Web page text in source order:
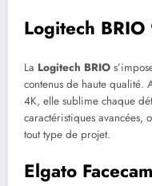
Logitech
La Logitech BRIO
contenus de haute qualité.
4K, elle sublime chaque
caractéristiques
tout type de projet.
Elgato Facecam